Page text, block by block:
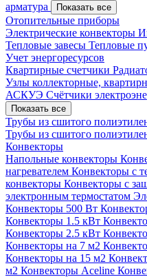
арматура
Показать все
Отопительные приборы
Электрические конвекторы
Тепловые завесы Тепловые
Учет энергоресурсов
Квартирные счетчики
Узлы коллекторные,
АСКУЭ Счётчики
Показать все
Трубы из сшитого
Трубы из сшитого
Конвекторы
Напольные конвекторы
нагревателем Конвекторы с
конвекторы Конвекторы с
электронным термостатом
Конвекторы 500 Вт
Конвекторы 1.5 кВт
Конвекторы 2.5 кВт
Конвекторы на 7 м2
Конвекторы на 15 м2
м2 Конвекторы Aceline